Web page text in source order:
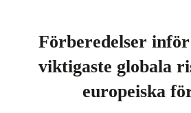
Förberedelser inför
viktigaste globala
europeiska